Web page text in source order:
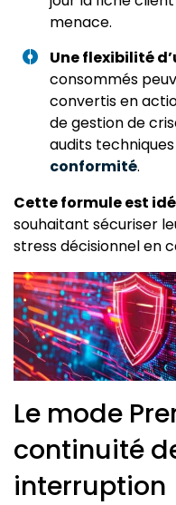
menace.
Une flexibilité
consommés
convertis en
de gestion de
audits
conformité.
Cette formule est
souhaitant sécuriser
stress décisionnel en
Le mode
continuité
interruption